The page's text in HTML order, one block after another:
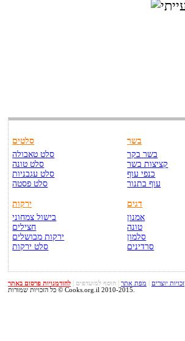
סלטים
סלט טאבולה
סלט טונה
סלט עגבניות
סלט פסטה
ירקות
בישול צמחוני
חצילים
ירקות מבושלים
סלט ירקות
בשר
בשר בקר
קציצות בשר
כנפי עוף
עוף בתנור
דגים
אמנון
טונה
סלמון
סרדינים
זכויות יוצרים מפת אתר הוסף למועדפים
להזדמנויות פרסום באתר
כל הזכויות שמורות © Cooks.org.il 2010-2015.